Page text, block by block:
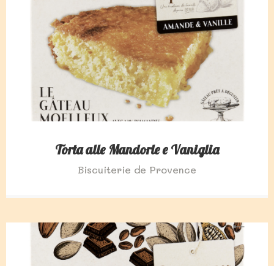
Torta alle Mandorle e Vaniglia
Biscuiterie de Provence